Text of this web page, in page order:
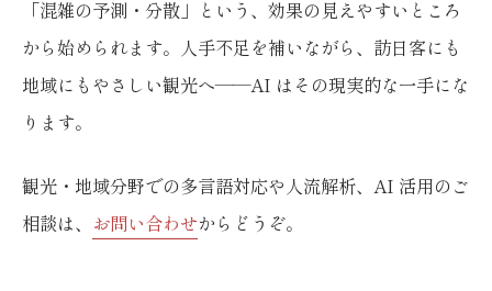
「混雑の予測・分散」という、効果の見えやすいところ
から始められます。人手不足を補いながら、訪日客にも
地域にもやさしい観光へ——AI はその現実的な一手にな
ります。
観光・地域分野での多言語対応や人流解析、AI 活用のご
相談は、 お問い合わせからどうぞ。